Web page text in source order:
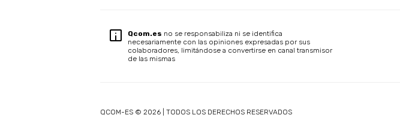
Qcom.es no se responsabiliza ni se identifica
necesariamente con las opiniones expresadas por sus
colaboradores, limitándose a convertirse en canal transmisor
de las mismas
QCOM-ES © 2026 | TODOS LOS DERECHOS RESERVADOS